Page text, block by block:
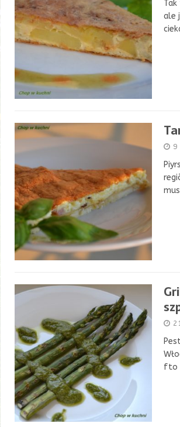
ale
9
fto